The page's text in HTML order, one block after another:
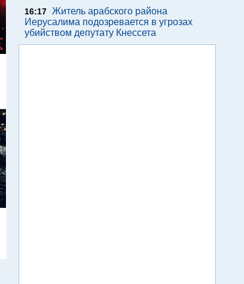
16:17 Житель арабского района
Иерусалима подозревается в угрозах
убийством депутату Кнессета